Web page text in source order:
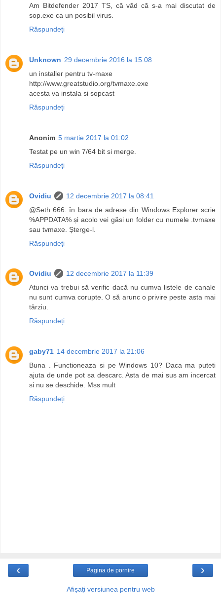
Am Bitdefender 2017 TS, că văd că s-a mai discutat de
sop.exe ca un posibil virus.
Răspundeți
Unknown 29 decembrie 2016 la 15:08
un installer pentru tv-maxe
http://www.greatstudio.org/tvmaxe.exe
acesta va instala si sopcast
Răspundeți
Anonim 5 martie 2017 la 01:02
Testat pe un win 7/64 bit si merge.
Răspundeți
Ovidiu
12 decembrie 2017 la 08:41
@Seth 666: în bara de adrese din Windows Explorer scrie
%APPDATA% și acolo vei găsi un folder cu numele .tvmaxe
sau tvmaxe. Șterge-l.
Răspundeți
Ovidiu
12 decembrie 2017 la 11:39
Atunci va trebui să verific dacă nu cumva listele de canale
nu sunt cumva corupte. O să arunc o privire peste asta mai
târziu.
Răspundeți
gaby71 14 decembrie 2017 la 21:06
Buna . Functioneaza si pe Windows 10? Daca ma puteti
ajuta de unde pot sa descarc. Asta de mai sus am incercat
si nu se deschide. Mss mult
Răspundeți
‹ ›
Pagina de pornire
Afișați versiunea pentru web